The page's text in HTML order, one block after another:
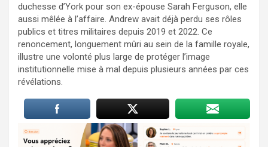
duchesse d’York pour son ex-épouse Sarah Ferguson, elle
aussi mêlée à l’affaire. Andrew avait déjà perdu ses rôles
publics et titres militaires depuis 2019 et 2022. Ce
renoncement, longuement mûri au sein de la famille royale,
illustre une volonté plus large de protéger l’image
institutionnelle mise à mal depuis plusieurs années par ces
révélations.